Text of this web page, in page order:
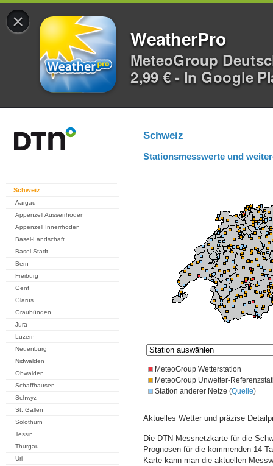
×
WeatherPro
MeteoGroup
2,99 € - In Google
Schweiz
Aargau
Appenzell Ausserrhoden
Appenzell Innerrhoden
Basel-Landschaft
Basel-Stadt
Bern
Freiburg
Genf
Glarus
Graubünden
Jura
Luzern
Neuenburg
Nidwalden
Obwalden
Schaffhausen
Schwyz
St. Gallen
Solothurn
Tessin
Thurgau
Uri
Schweiz
Stationsmesswerte und
MeteoGroup Wetterstation
MeteoGroup Unwetter-
Station anderer Netze (Quelle)
Aktuelles Wetter und präzise
Die DTN-Messnetzkarte für die
Prognosen für die kommenden 14
Karte kann man die aktuellen